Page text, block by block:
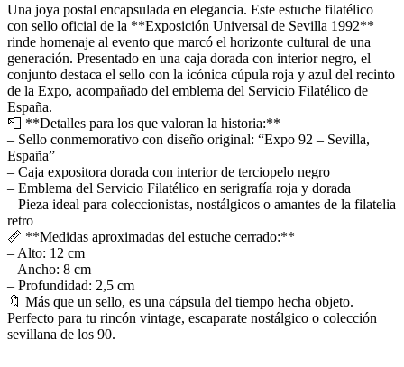
Una joya postal encapsulada en elegancia. Este estuche filatélico
con sello oficial de la **Exposición Universal de Sevilla 1992**
rinde homenaje al evento que marcó el horizonte cultural de una
generación. Presentado en una caja dorada con interior negro, el
conjunto destaca el sello con la icónica cúpula roja y azul del recinto
de la Expo, acompañado del emblema del Servicio Filatélico de
España.
📮 **Detalles para los que valoran la historia:**
– Sello conmemorativo con diseño original: “Expo 92 – Sevilla,
España”
– Caja expositora dorada con interior de terciopelo negro
– Emblema del Servicio Filatélico en serigrafía roja y dorada
– Pieza ideal para coleccionistas, nostálgicos o amantes de la filatelia
retro
📏 **Medidas aproximadas del estuche cerrado:**
– Alto: 12 cm
– Ancho: 8 cm
– Profundidad: 2,5 cm
🔖 Más que un sello, es una cápsula del tiempo hecha objeto.
Perfecto para tu rincón vintage, escaparate nostálgico o colección
sevillana de los 90.